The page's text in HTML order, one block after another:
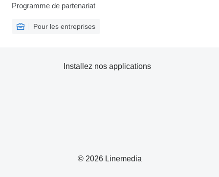
Programme de partenariat
Pour les entreprises
© 2026 Linemedia
Installez nos applications